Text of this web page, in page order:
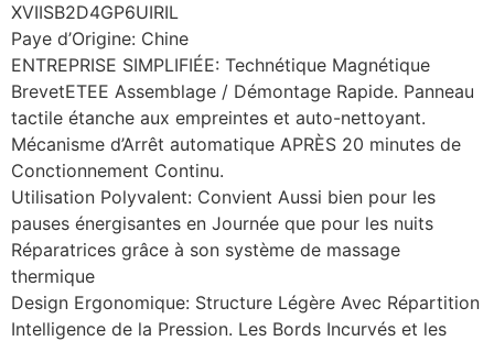
XVIISB2D4GP6UIRIL
Paye d’Origine: Chine
ENTREPRISE SIMPLIFIÉE: Technétique Magnétique
BrevetETEE Assemblage / Démontage Rapide. Panneau
tactile étanche aux empreintes et auto-nettoyant.
Mécanisme d’Arrêt automatique APRÈS 20 minutes de
Conctionnement Continu.
Utilisation Polyvalent: Convient Aussi bien pour les
pauses énergisantes en Journée que pour les nuits
Réparatrices grâce à son système de massage
thermique
Design Ergonomique: Structure Légère Avec Répartition
Intelligence de la Pression. Les Bords Incurvés et les